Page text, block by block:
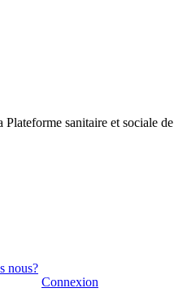
sanitaire et sociale
nous?
Connexion